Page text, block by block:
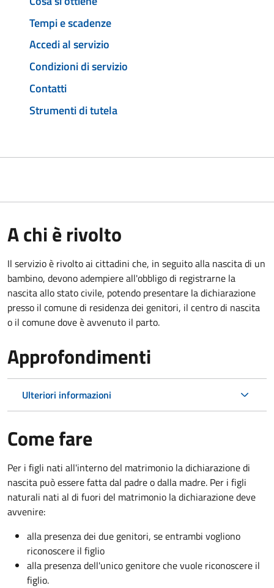
Tempi e scadenze
Accedi al servizio
Condizioni di servizio
Contatti
Strumenti di tutela
A chi è rivolto
Il servizio è rivolto ai cittadini che, in seguito alla nascita di un
bambino, devono adempiere all'obbligo di registrarne la
nascita allo stato civile, potendo presentare la dichiarazione
presso il comune di residenza dei genitori, il centro di nascita
o il comune dove è avvenuto il parto.
Approfondimenti
Ulteriori informazioni
Come fare
Per i figli nati all'interno del matrimonio la dichiarazione di
nascita può essere fatta dal padre o dalla madre. Per i figli
naturali nati al di fuori del matrimonio la dichiarazione deve
avvenire:
alla presenza dei due genitori, se entrambi vogliono
riconoscere il figlio
alla presenza dell'unico genitore che vuole riconoscere il
figlio.